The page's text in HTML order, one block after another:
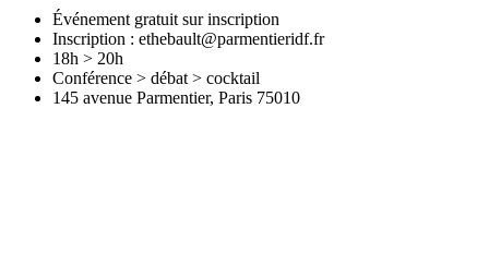
Événement gratuit sur inscription
Inscription : ethebault@parmentieridf.fr
18h > 20h
Conférence > débat > cocktail
145 avenue Parmentier, Paris 75010